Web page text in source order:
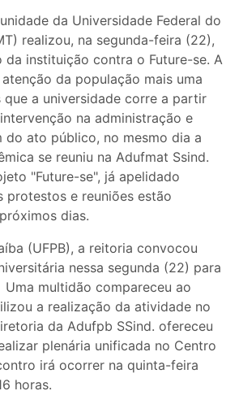
da Universidade Federal do
realizou, na segunda-feira (22),
da instituição contra o Future-se. A
da população mais uma
a universidade corre a partir
na administração e
do ato público, no mesmo dia a
se reuniu na Adufmat Ssind.
"Future-se", já apelidado
protestos e reuniões estão
dias.
(UFPB), a reitoria convocou
nessa segunda (22) para
multidão compareceu ao
a realização da atividade no
da Adufpb SSind. ofereceu
plenária unificada no Centro
irá ocorrer na quinta-feira
horas.